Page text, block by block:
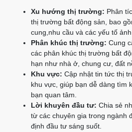
Xu hướng thị trường: Phân
thị trường bất động sản, bao
cung,nhu cầu và các yếu tố
Phân khúc thị trường: Cung
các phân khúc thị trường bất
hạn như nhà ở, chung cư, đất
Khu vực: Cập nhật tin tức thị
khu vực, giúp bạn dễ dàng tìm
bạn quan tâm.
Lời khuyên đầu tư: Chia sẻ
từ các chuyên gia trong ngành
định đầu tư sáng suốt.